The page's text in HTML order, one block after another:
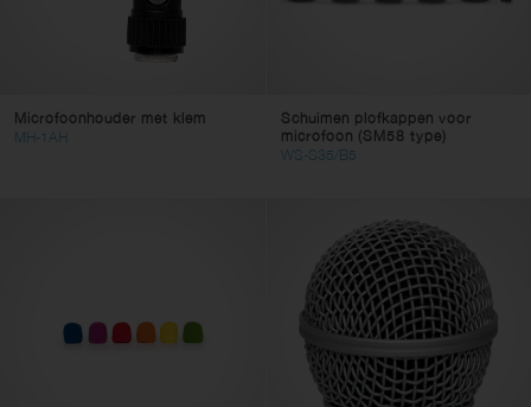
Microfoonhouder met klem
MH-1AH
Schuimen plofkappen voor
microfoon (SM58 type)
WS-S35/B5